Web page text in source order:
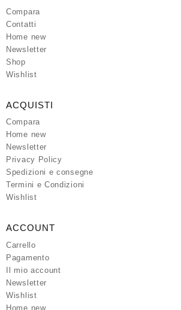
Compara
Contatti
Home new
Newsletter
Shop
Wishlist
ACQUISTI
Compara
Home new
Newsletter
Privacy Policy
Spedizioni e consegne
Termini e Condizioni
Wishlist
ACCOUNT
Carrello
Pagamento
Il mio account
Newsletter
Wishlist
Home new